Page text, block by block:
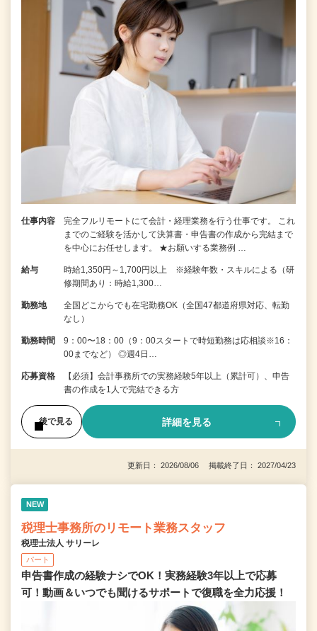
仕事内容
完全フルリモートにて会計・経理業務を行う仕事です。 これ
までのご経験を活かして決算書・申告書の作成から完結まで
を中⼼にお任せします。 ★お願いする業務例 …
給与
時給1,350円～1,700円以上 ※経験年数・スキルによる（研
修期間あり：時給1,300…
勤務地
全国どこからでも在宅勤務OK（全国47都道府県対応、転勤
なし）
勤務時間
9：00〜18：00（9：00スタートで時短勤務は応相談※16：
00までなど） ◎週4日…
応募資格
【必須】会計事務所での実務経験5年以上（累計可）、申告
書の作成を1人で完結できる方
後で見る 詳細を見る
更新日： 2026/08/06 掲載終了日： 2027/04/23
NEW
税理士事務所のリモート業務スタッフ
税理士法人 サリーレ
パート
申告書作成の経験ナシでOK！実務経験3年以上で応募
可！動画＆いつでも聞けるサポートで復職を全⼒応援！